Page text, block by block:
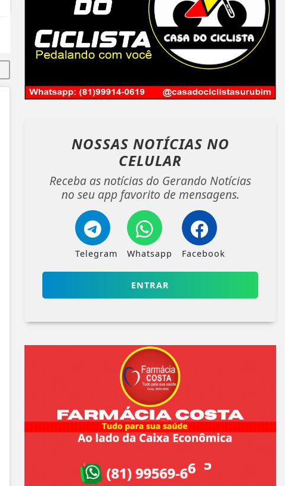
NOSSAS NOTÍCIAS NO
CELULAR
Receba as notícias do Gerando Notícias
no seu app favorito de mensagens.
Telegram Whatsapp Facebook
ENTRAR